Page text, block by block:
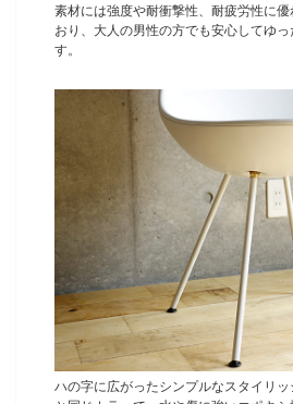
素材には強度や耐衝撃性、耐疲労性に
おり、大人の男性の方でも安心してゆ
す。
ハの字に広がったシンプルなスタイリ